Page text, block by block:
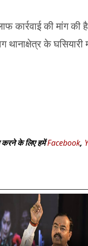
कार्रवाई की मांग
के घसियारी
के लिए हमेंFacebook,